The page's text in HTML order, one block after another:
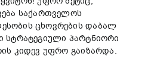
საქართველოს
ცხოვრების დაბალ
სტრატეგიული პარტნიორი
კიდევ უფრო გაიზარდა.